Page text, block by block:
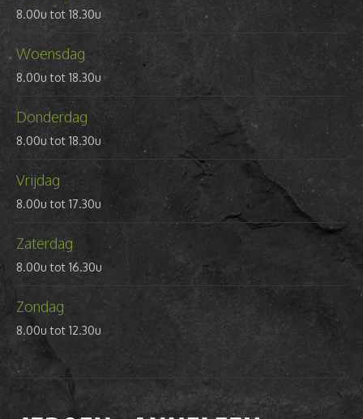
8.00u tot 18.30u
Woensdag
8.00u tot 18.30u
Donderdag
8.00u tot 18.30u
Vrijdag
8.00u tot 17.30u
Zaterdag
8.00u tot 16.30u
Zondag
8.00u tot 12.30u